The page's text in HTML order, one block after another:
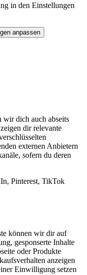
in den Einstellungen
anpassen
dich auch abseits
dir relevante
externen Anbietern
sofern du deren
Pinterest, TikTok
können wir dir auf
gesponserte Inhalte
oder Produkte
anzeigen
Einwilligung setzen